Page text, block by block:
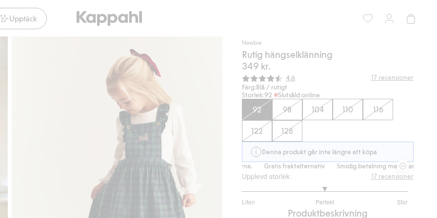
Upptäck
Newbie
Rutig hängselklänning
349 kr.
Snittbetyg:
4.6 17 recensioner
Färg:Blå / rutigt
Storlek:92 Slutsåld online
92 98 104 110 116
122 128
Denna produkt går inte längre att köpa
Gratis fraktalternativ
Smidig betalning med Klarna. Gratis fraktalternativ Smidig betalning med Klarna. Gratis
Upplevd storlek
Liten Perfekt Stor
utav
17 recensioner
Produktbeskrivning